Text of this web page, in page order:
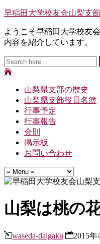
早稲田大学校友会山梨支部
ようこそ早稲田大学校友
内容を紹介しています。
山梨県支部の歴史
山梨県支部役員名簿
行事予定
行事報告
会則
掲示板
お問い合わせ
山梨は桃の
waseda-daigaku 2015年